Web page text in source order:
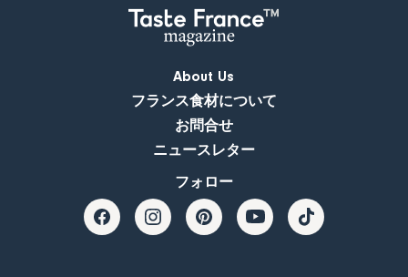
About Us
フランス食材について
お問合せ
ニュースレター
フォロー